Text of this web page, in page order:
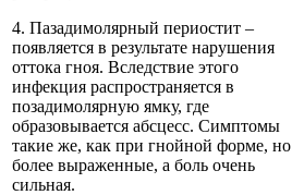
4. Пазадимолярный периостит –
появляется в результате нарушения
оттока гноя. Вследствие этого
инфекция распространяется в
позадимолярную ямку, где
образовывается абсцесс. Симптомы
такие же, как при гнойной форме, но
более выраженные, а боль очень
сильная.